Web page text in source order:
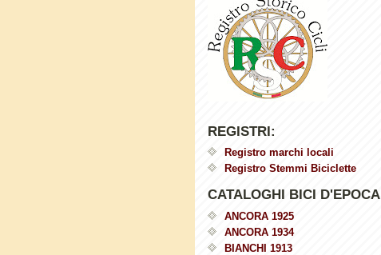
REGISTRI:
Registro marchi locali
Registro Stemmi Biciclette
CATALOGHI BICI D'EPOCA
ANCORA 1925
ANCORA 1934
BIANCHI 1913